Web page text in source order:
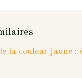
la couleur jaune :